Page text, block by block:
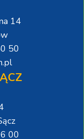
14
50
00